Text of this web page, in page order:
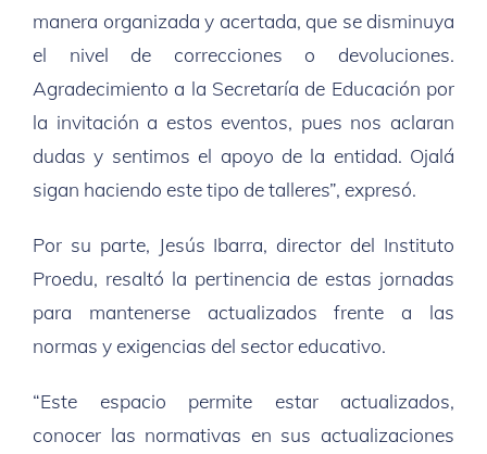
manera organizada y acertada, que se disminuya
el nivel de correcciones o devoluciones.
Agradecimiento a la Secretaría de Educación por
la invitación a estos eventos, pues nos aclaran
dudas y sentimos el apoyo de la entidad. Ojalá
sigan haciendo este tipo de talleres”, expresó.
Por su parte, Jesús Ibarra, director del Instituto
Proedu, resaltó la pertinencia de estas jornadas
para mantenerse actualizados frente a las
normas y exigencias del sector educativo.
“Este espacio permite estar actualizados,
conocer las normativas en sus actualizaciones